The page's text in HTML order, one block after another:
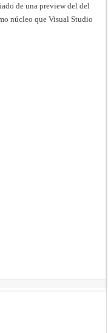
de una preview del del
núcleo que Visual Studio